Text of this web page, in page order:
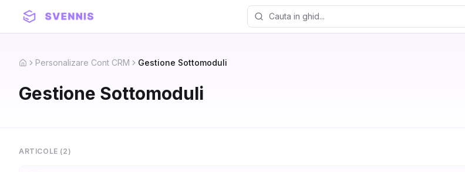
HomePersonalizare Cont CRM Gestione Sottomoduli
Gestione Sottomoduli
ARTICOLE (2 )